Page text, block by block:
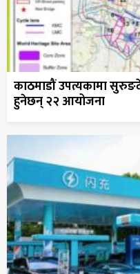
काठमाडौं उपत्यकामा
हुनेछन् २२ आयोजना